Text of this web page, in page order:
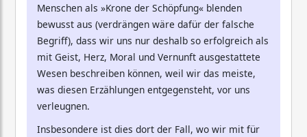
Menschen als »Krone der Schöpfung« blenden
bewusst aus (verdrängen wäre dafür der falsche
Begriff), dass wir uns nur deshalb so erfolgreich als
mit Geist, Herz, Moral und Vernunft ausgestattete
Wesen beschreiben können, weil wir das meiste,
was diesen Erzählungen entgegensteht, vor uns
verleugnen.
Insbesondere ist dies dort der Fall, wo wir mit für